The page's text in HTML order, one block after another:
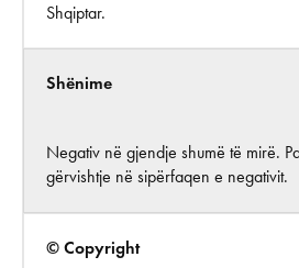
Shqiptar.
Shënime
Negativ në gjendje shumë të mirë.
gërvishtje në sipërfaqen e negativit.
© Copyright